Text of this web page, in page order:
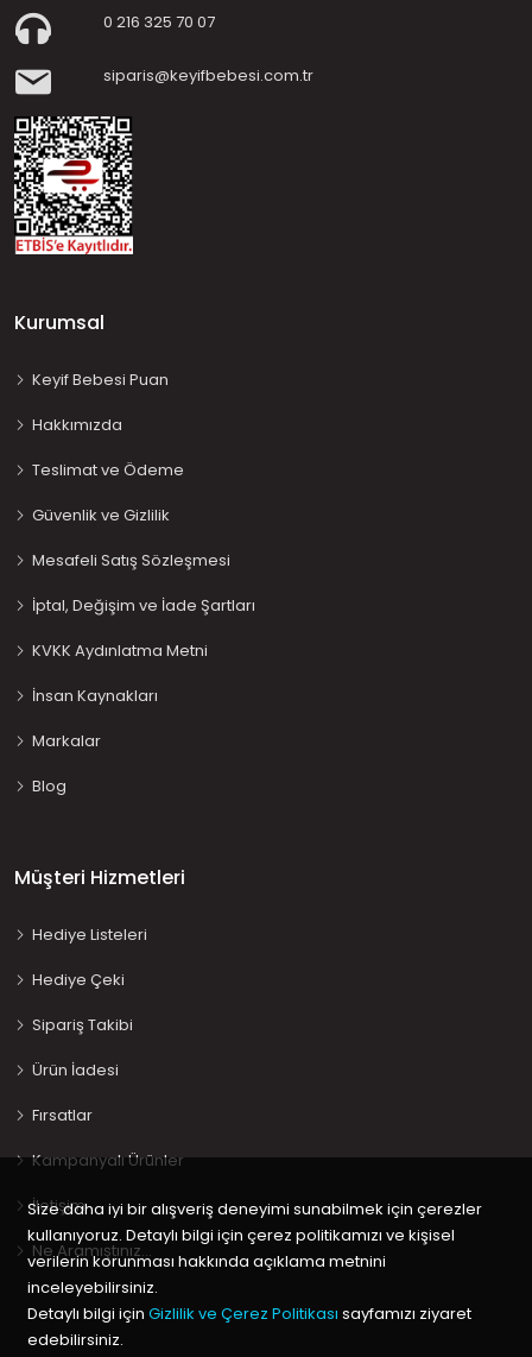
0 216 325 70 07
siparis@keyifbebesi.com.tr
Kurumsal
Keyif Bebesi Puan
Hakkımızda
Teslimat ve Ödeme
Güvenlik ve Gizlilik
Mesafeli Satış Sözleşmesi
İptal, Değişim ve İade Şartları
KVKK Aydınlatma Metni
İnsan Kaynakları
Markalar
Blog
Müşteri Hizmetleri
Hediye Listeleri
Hediye Çeki
Sipariş Takibi
Ürün İadesi
Fırsatlar
Kampanyalı Ürünler
İletişim
Ne Aramıştınız…
Size daha iyi bir alışveriş deneyimi sunabilmek için çerezler
kullanıyoruz. Detaylı bilgi için çerez politikamızı ve kişisel
verilerin korunması hakkında açıklama metnini
inceleyebilirsiniz.
Detaylı bilgi için Gizlilik ve Çerez Politikası sayfamızı ziyaret
edebilirsiniz.